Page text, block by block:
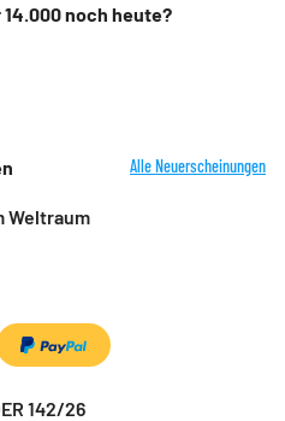
noch heute?
Alle Neuerscheinungen
Weltraum
142/26